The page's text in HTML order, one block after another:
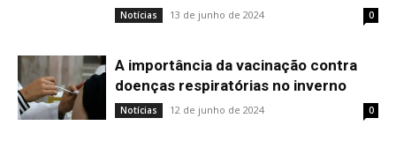
Notícias 13 de junho de 2024 0
A importância da vacinação contra
doenças respiratórias no inverno
Notícias 12 de junho de 2024 0